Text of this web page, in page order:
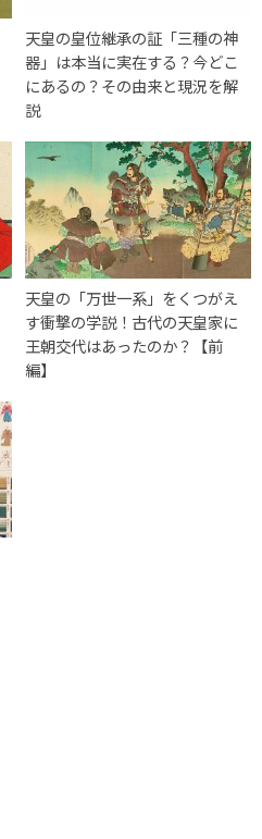
天皇の皇位継承の証「三種の神
器」は本当に実在する？今どこ
にあるの？その由来と現況を解
説
天皇の「万世一系」をくつがえ
す衝撃の学説！古代の天皇家に
王朝交代はあったのか？【前
編】